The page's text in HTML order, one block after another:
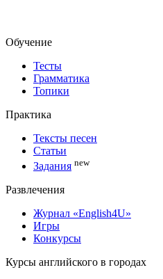
Обучение
Тесты
Грамматика
Топики
Практика
Тексты песен
Статьи
Задания new
Развлечения
Журнал «English4U»
Игры
Конкурсы
Курсы английского в городах